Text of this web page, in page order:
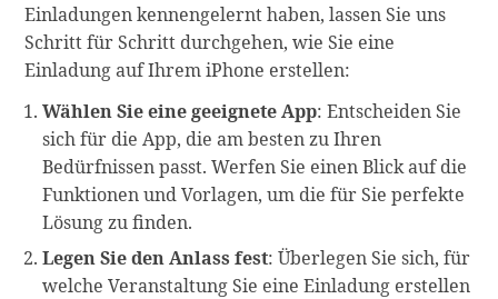
Einladungen kennengelernt haben, lassen Sie uns
Schritt für Schritt durchgehen, wie Sie eine
Einladung auf Ihrem iPhone erstellen:
Wählen Sie eine geeignete App: Entscheiden Sie
sich für die App, die am besten zu Ihren
Bedürfnissen passt. Werfen Sie einen Blick auf die
Funktionen und Vorlagen, um die für Sie perfekte
Lösung zu finden.
Legen Sie den Anlass fest: Überlegen Sie sich, für
welche Veranstaltung Sie eine Einladung erstellen